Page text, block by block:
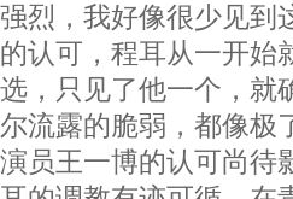
强烈，我好像很少见到
的认可，程耳从一开始
选，只见了他一个，就
尔流露的脆弱，都像
演员王一博的认可尚待